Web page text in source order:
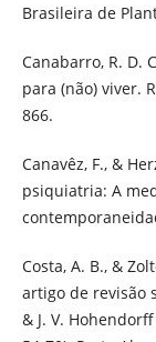
Brasileira de
Canabarro, R. D.
para (não) viver.
866.
Canavêz, F., &
psiquiatria: A
Costa, A. B., &
artigo de revisão
& J. V.